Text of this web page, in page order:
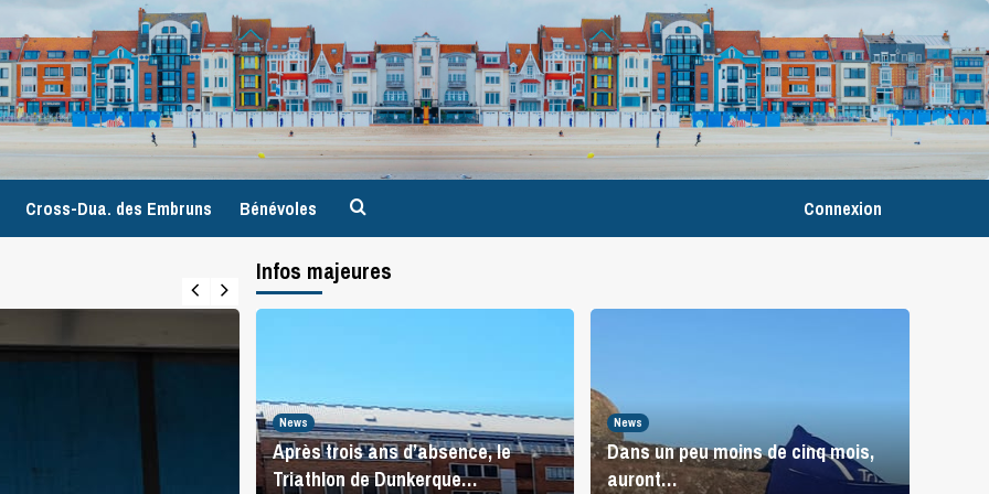
Cross-Dua. des Embruns Bénévoles Connexion
Infos majeures
News
Après trois ans d’absence, le
Triathlon de Dunkerque…
News
Dans un peu moins de cinq mois,
auront…